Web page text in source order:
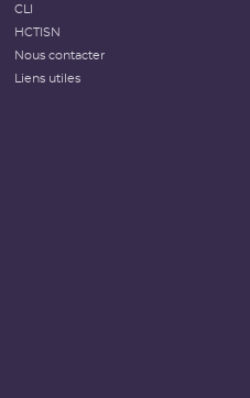
pas applicables dans ce
pour le
des incidents et
CLI
HCTISN
Nous contacter
Liens utiles